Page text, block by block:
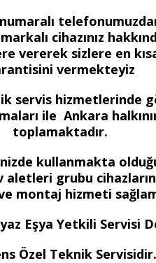
numaralı
cihazınız
vererek sizlere en
vermekteyiz
servis hizmetlerinde
ile Ankara
toplamaktadır.
kullanmakta
grubu
montaj hizmeti
Eşya Yetkili Servisi
Özel Teknik Servisidir.